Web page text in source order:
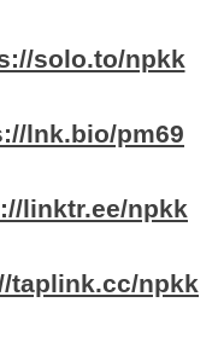
solo.to/npkk
lnk.bio/pm69
linktr.ee/npkk
taplink.cc/npkk